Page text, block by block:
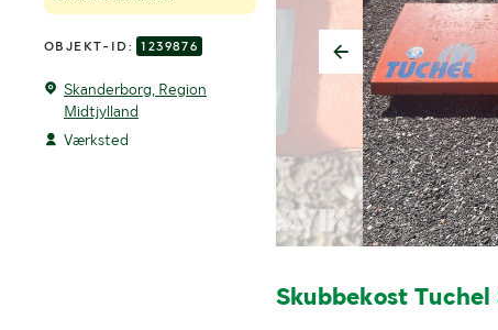
OBJEKT-ID: 1239876
Skanderborg, Region
Midtjylland
Værksted
Skubbekost